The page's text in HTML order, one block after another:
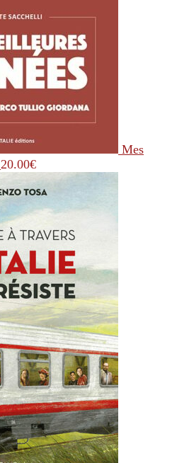
Mes
20.00€